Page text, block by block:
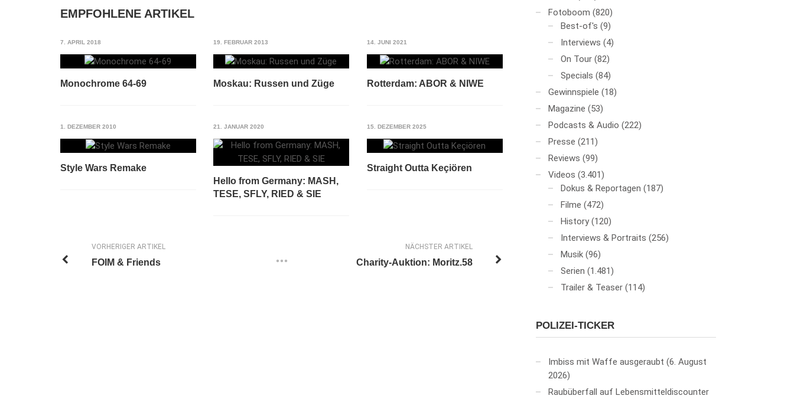
EMPFOHLENE ARTIKEL
7. APRIL 2018
Monochrome 64-69
19. FEBRUAR 2013
Мoskau: Russen und Züge
14. JUNI 2021
Rotterdam: ABOR & NIWE
1. DEZEMBER 2010
Style Wars Remake
21. JANUAR 2020
Hello from Germany: MASH,
TESE, SFLY, RIED & SIE
15. DEZEMBER 2025
Straight Outta Keçiören
NÄCHSTER ARTIKEL
Charity-Auktion: Moritz.58
VORHERIGER ARTIKEL
FOIM & Friends
Fotoboom (820)
Best-of's (9)
Interviews (4)
On Tour (82)
Specials (84)
Gewinnspiele (18)
Magazine (53)
Podcasts & Audio (222)
Presse (211)
Reviews (99)
Videos (3.401)
Dokus & Reportagen (187)
Filme (472)
History (120)
Interviews & Portraits (256)
Musik (96)
Serien (1.481)
Trailer & Teaser (114)
POLIZEI-TICKER
Imbiss mit Waffe ausgeraubt 6. August
2026
Raubüberfall auf Lebensmitteldiscounter